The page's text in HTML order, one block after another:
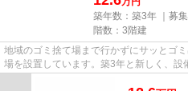
築年数：築3年 ｜募集
階数：3階建
地域のゴミ捨て場まで行かずにサッとゴ
場を設置しています。築3年と新しく、